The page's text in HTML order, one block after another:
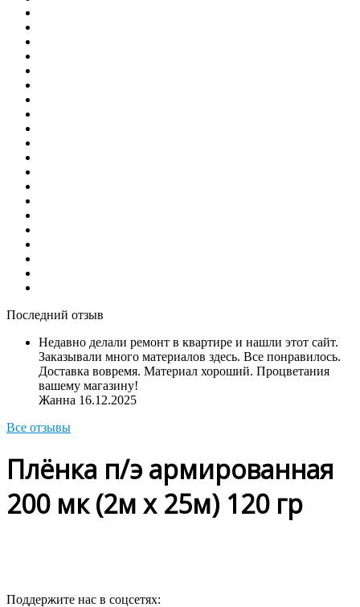
Последний отзыв
Недавно делали ремонт в квартире и нашли этот сайт.
Заказывали много материалов здесь. Все понравилось.
Доставка вовремя. Материал хороший. Процветания
вашему магазину!
Жанна 16.12.2025
Все отзывы
Плёнка п/э армированная
200 мк (2м х 25м) 120 гр
Поддержите нас в соцсетях: